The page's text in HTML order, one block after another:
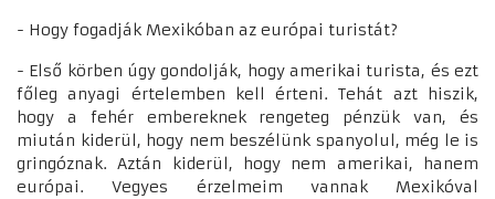
- Hogy fogadják Mexikóban az európai turistát?
- Első körben úgy gondolják, hogy amerikai turista, és ezt
főleg anyagi értelemben kell érteni. Tehát azt hiszik,
hogy a fehér embereknek rengeteg pénzük van, és
miután kiderül, hogy nem beszélünk spanyolul, még le is
gringóznak. Aztán kiderül, hogy nem amerikai, hanem
európai. Vegyes érzelmeim vannak Mexikóval